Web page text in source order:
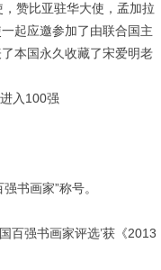
赞比亚驻华大使，孟加拉
起应邀参加了由联合国主
本国永久收藏了宋爱明老
入100强
书画家”称号。
百强书画家评选’获《2013